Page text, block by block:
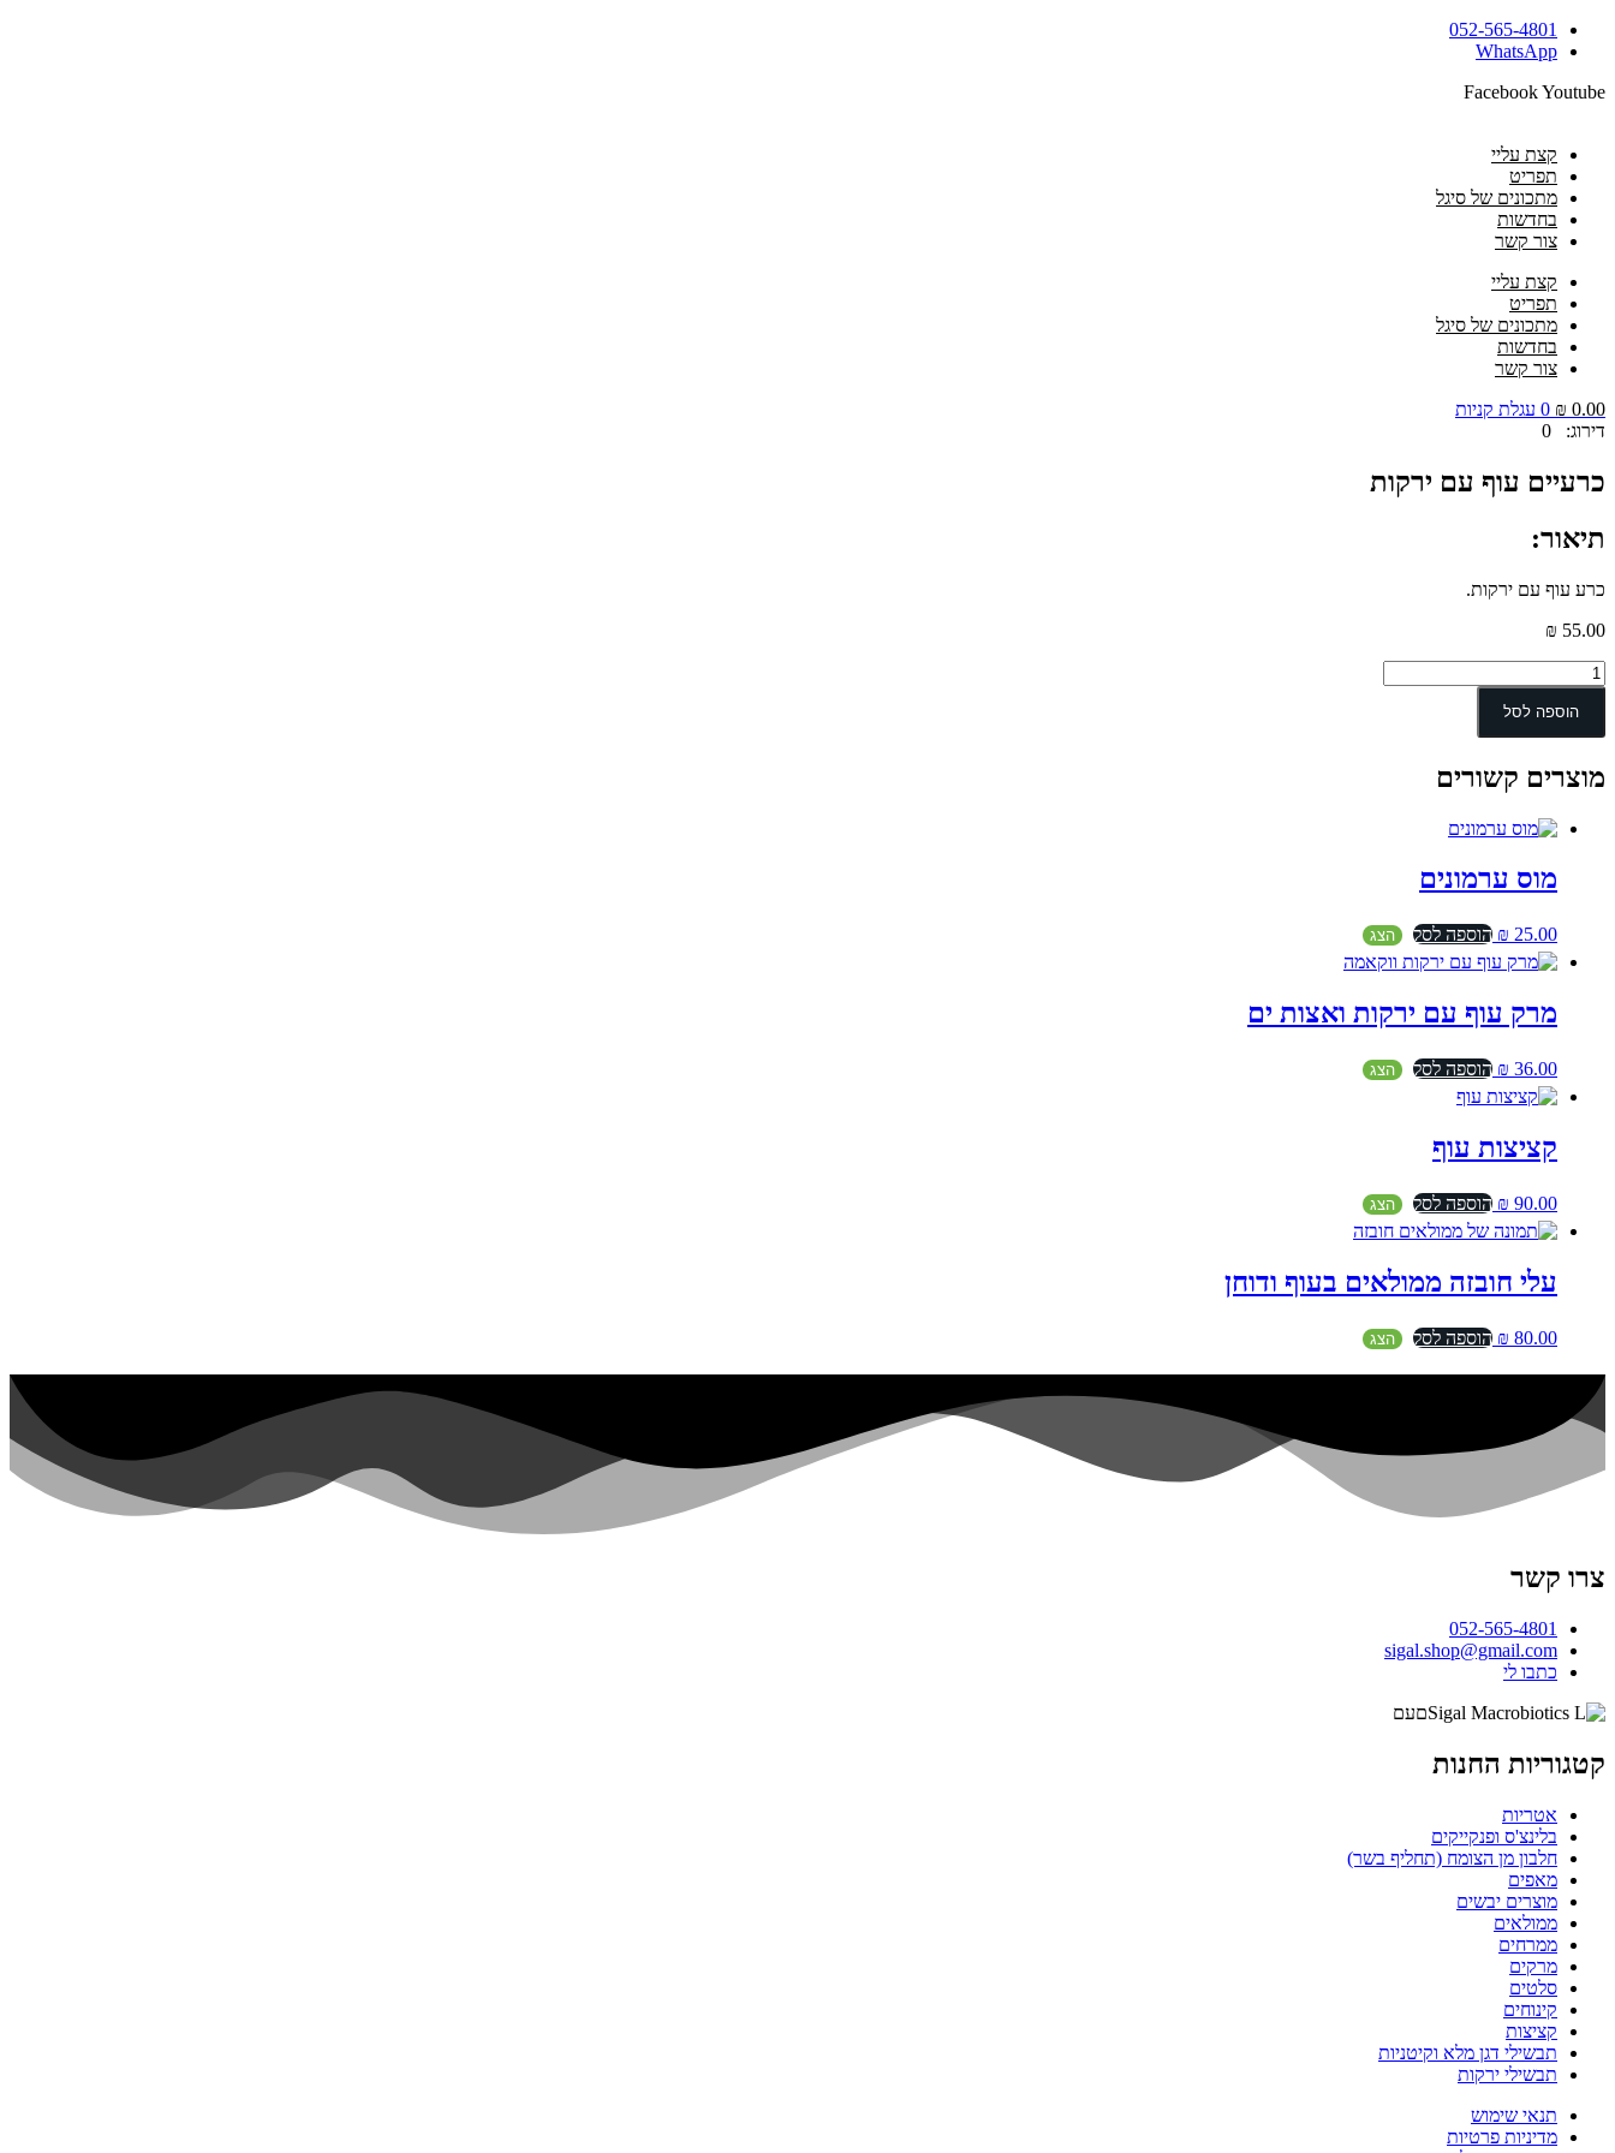
לתוכן
052-565-4801
WhatsApp
FacebookYoutube
קצת עליי
תפריט
מתכונים של סיגל
בחדשות
צור קשר
קצת עליי
תפריט
מתכונים של סיגל
בחדשות
צור קשר
₪ 0.00
0 עגלת קניות
דירוג: 0
כרעיים עוף עם ירקות
תיאור:
כרע עוף עם ירקות.
₪ 55.00
כמות
של
כרעיים
עוף
ירקות
הוספה לסל
מוצרים קשורים
מוס ערמונים
₪ 25.00 הוספה לסל הצג
מרק עוף עם ירקות ואצות ים
₪ 36.00 הוספה לסל הצג
קציצות עוף
₪ 90.00 הוספה לסל הצג
עלי חובזה ממולאים בעוף ודוחן
₪ 80.00 הוספה לסל הצג
צרו קשר
052-565-4801
sigal.shop@gmail.com
כתבו לי
קטגוריות החנות
אטריות
בלינצ'ס ופנקייקים
חלבון מן הצומח (תחליף בשר)
מאפים
מוצרים יבשים
ממולאים
ממרחים
מרקים
סלטים
קינוחים
קציצות
תבשילי דגן מלא וקיטניות
תבשילי ירקות
תנאי שימוש
מדיניות פרטיות